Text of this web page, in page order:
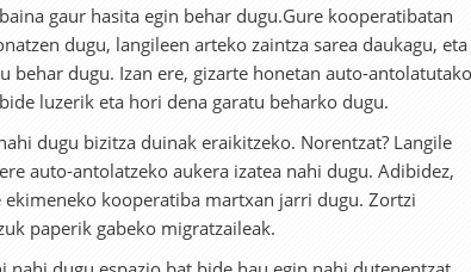
gaur hasita egin behar dugu.Gure kooperatibatan
dugu, langileen arteko zaintza sarea daukagu, eta
behar dugu. Izan ere, gizarte honetan auto-antolatutako
luzerik eta hori dena garatu beharko dugu.
dugu bizitza duinak eraikitzeko. Norentzat? Langile
auto-antolatzeko aukera izatea nahi dugu. Adibidez,
ekimeneko kooperatiba martxan jarri dugu. Zortzi
paperik gabeko migratzaileak.